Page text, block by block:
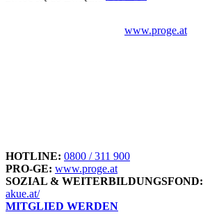
www.proge.at
HOTLINE: 0800 / 311 900
PRO-GE: www.proge.at
SOZIAL & WEITERBILDUNGSFOND:
akue.at/
MITGLIED WERDEN